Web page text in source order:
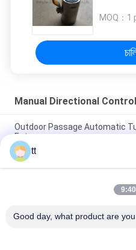
MOQ： 1
Manual Directional
Outdoor Passage Automatic
Entrance
0.7Mpa Compact Pneumatic
Way , Directional Control Valve
Two Position Five Way Manual
tt
Good day, what product are